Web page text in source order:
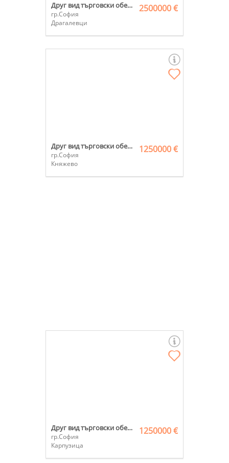
Друг вид търговски обект
гр.София
Драгалевци
2500000 €
Друг вид търговски обект
гр.София
Княжево
1250000 €
Друг вид търговски обект
гр.София
Карпузица
1250000 €